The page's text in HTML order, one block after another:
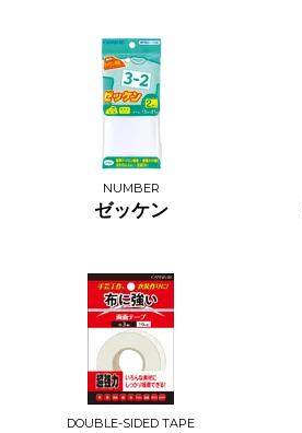
NUMBER
ゼッケン
DOUBLE-SIDED TAPE